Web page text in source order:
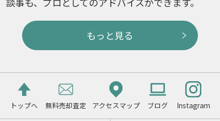
もっと見る
トップへ 無料売却査定 アクセスマップ ブログ Instagram